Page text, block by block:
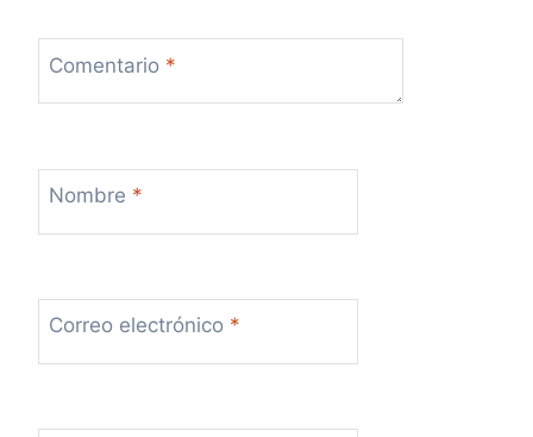
s
Comentario *
Nombre *
Correo electrónico *